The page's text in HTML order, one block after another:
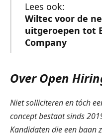
Lees ook:
Wiltec voor de
uitgeroepen tot
Company
Over Open
Niet solliciteren en tóch
concept bestaat sinds
Kandidaten die een baan